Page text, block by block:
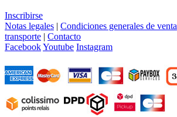
Inscribirse
Notas legales | Condiciones generales de venta
transporte | Contacto
FacebookYoutube Instagram